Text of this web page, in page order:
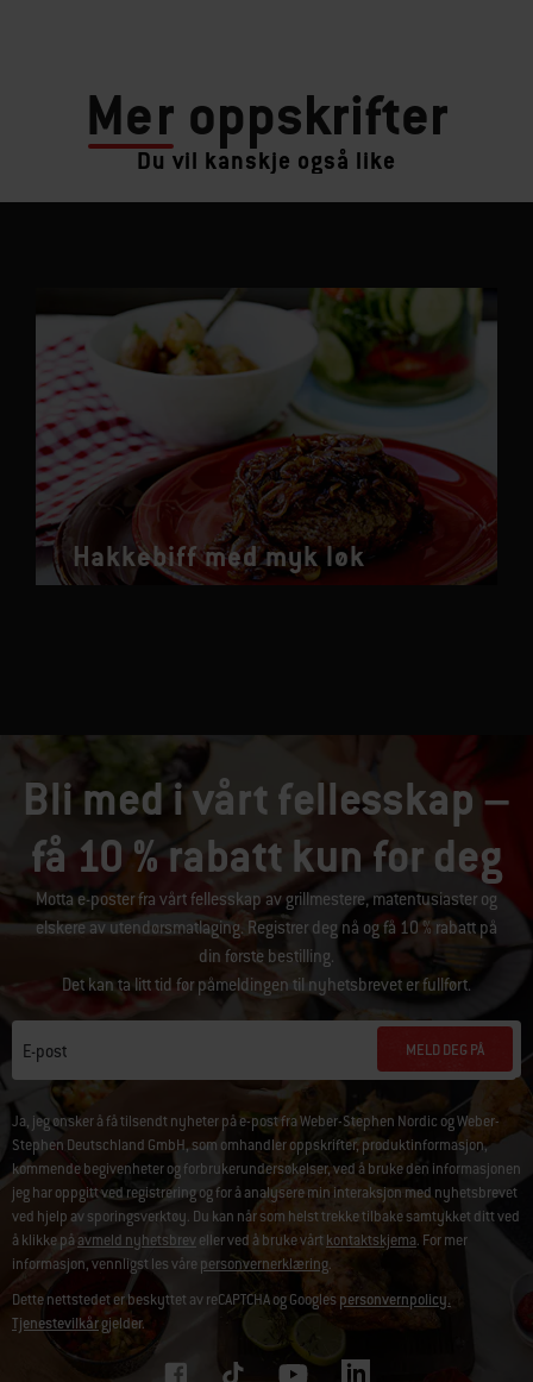
Mer oppskrifter
Du vil kanskje også like
Hakkebiff med myk løk
Bli med i vårt fellesskap –
få 10 % rabatt kun for deg
Motta e-poster fra vårt fellesskap av grillmestere, matentusiaster og
elskere av utendørsmatlaging. Registrer deg nå og få 10 % rabatt på
din første bestilling.
Det kan ta litt tid før påmeldingen til nyhetsbrevet er fullført.
E-post MELD DEG PÅ
Ja, jeg ønsker å få tilsendt nyheter på e-post fra Weber-Stephen Nordic og Weber-
Stephen Deutschland GmbH, som omhandler oppskrifter, produktinformasjon,
kommende begivenheter og forbrukerundersøkelser, ved å bruke den informasjonen
jeg har oppgitt ved registrering og for å analysere min interaksjon med nyhetsbrevet
ved hjelp av sporingsverktøy. Du kan når som helst trekke tilbake samtykket ditt ved
å klikke påavmeld nyhetsbreveller ved å bruke vårtkontaktskjema. For mer
informasjon, vennligst les vårepersonvernerklæring.
Dette nettstedet er beskyttet av reCAPTCHA og Googlespersonvernpolicy.
Tjenestevilkårgjelder.